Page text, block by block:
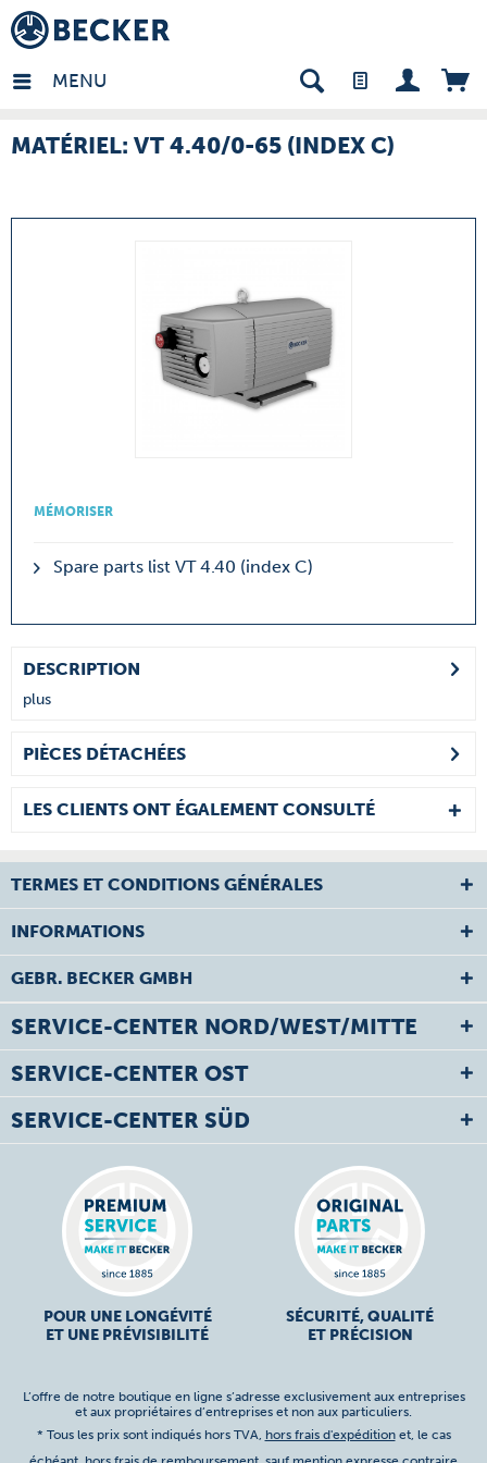
MENU
- FR
MATÉRIEL: VT 4.40/0-65 (INDEX C)
MÉMORISER
Spare parts list VT 4.40 (index C)
DESCRIPTION
plus
PIÈCES DÉTACHÉES
LES CLIENTS ONT ÉGALEMENT CONSULTÉ
TERMES ET CONDITIONS GÉNÉRALES
INFORMATIONS
GEBR. BECKER GMBH
SERVICE-CENTER NORD/WEST/MITTE
SERVICE-CENTER OST
SERVICE-CENTER SÜD
POUR UNE LONGÉVITÉ
ET UNE PRÉVISIBILITÉ
SÉCURITÉ, QUALITÉ
ET PRÉCISION
L’offre de notre boutique en ligne s’adresse exclusivement aux entreprises
et aux propriétaires d’entreprises et non aux particuliers.
* Tous les prix sont indiqués hors TVA, hors frais d'expéditionet, le cas